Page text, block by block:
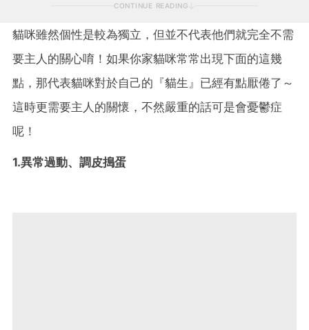
CONTINUE READING
貓咪雖然個性是較為獨立，但並不代表他們就完全不需
要主人的關心唷！如果你家貓咪常常出現下面的這幾
點，那代表貓咪對於自己的『貓生』已經有點厭倦了～
這時更需要主人的關懷，不然嚴重的話可是會憂鬱症
呢！
1.異常過動、調皮搗蛋